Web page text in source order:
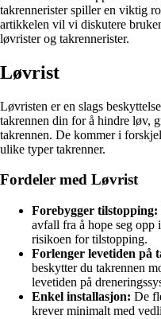
takrennerister spiller en viktig
artikkelen vil vi diskutere
løvrister og takrennerister.
Løvrist
Løvristen er en slags
takrennen din for å hindre løv,
takrennen. De kommer i
ulike typer takrenner.
Fordeler med Løvrist
Forebygger tilstopping:
avfall fra å hope seg opp
risikoen for tilstopping.
Forlenger levetiden på
beskytter du takrennen
levetiden på
Enkel installasjon: De
krever minimalt med